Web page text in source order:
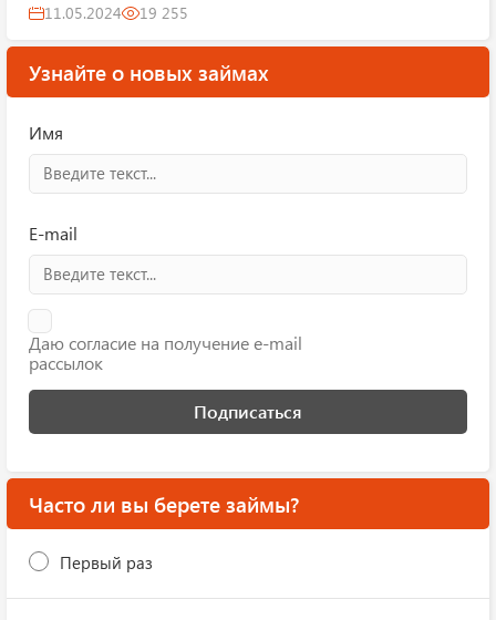
11.05.2024 19 255
Узнайте о новых займах
Имя
E-mail
Даю согласие на получение e-mail
рассылок
Подписаться
Часто ли вы берете займы?
Первый раз